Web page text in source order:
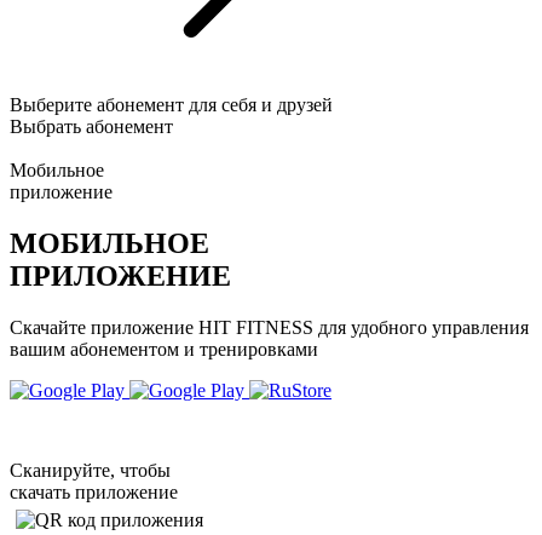
Выберите абонемент для себя и друзей
Выбрать абонемент
Мобильное
приложение
МОБИЛЬНОЕ
ПРИЛОЖЕНИЕ
Скачайте приложение HIT FITNESS для удобного управления
вашим абонементом и тренировками
Сканируйте, чтобы
скачать приложение